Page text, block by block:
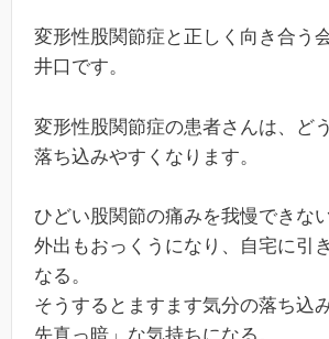
変形性股関節症と正しく向き合う
井口です。
変形性股関節症の患者さんは、ど
落ち込みやすくなります。
ひどい股関節の痛みを我慢できない
外出もおっくうになり、自宅に引
なる。
そうするとますます気分の落ち込